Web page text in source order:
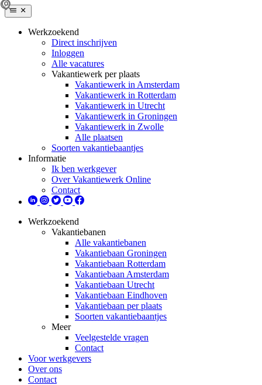
Werkzoekend
Direct inschrijven
Inloggen
Alle vacatures
Vakantiewerk per plaats
Vakantiewerk in Amsterdam
Vakantiewerk in Rotterdam
Vakantiewerk in Utrecht
Vakantiewerk in Groningen
Vakantiewerk in Zwolle
Alle plaatsen
Soorten vakantiebaantjes
Informatie
Ik ben werkgever
Over Vakantiewerk Online
Contact
Werkzoekend
Vakantiebanen
Alle vakantiebanen
Vakantiebaan Groningen
Vakantiebaan Rotterdam
Vakantiebaan Amsterdam
Vakantiebaan Utrecht
Vakantiebaan Eindhoven
Vakantiebaan per plaats
Soorten vakantiebaantjes
Meer
Veelgestelde vragen
Contact
Voor werkgevers
Over ons
Contact